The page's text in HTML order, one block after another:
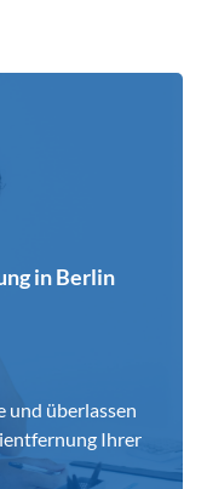
in Berlin
und überlassen
Ihrer